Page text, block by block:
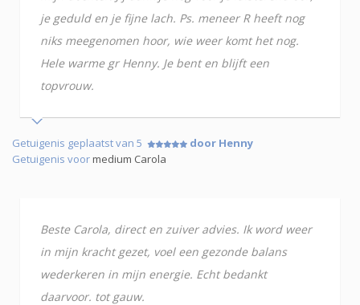
je geduld en je fijne lach. Ps. meneer R heeft nog
niks meegenomen hoor, wie weer komt het nog.
Hele warme gr Henny. Je bent en blijft een
topvrouw.
Getuigenis geplaatst van 5
door Henny
Getuigenis voormedium Carola
Beste Carola, direct en zuiver advies. Ik word weer
in mijn kracht gezet, voel een gezonde balans
wederkeren in mijn energie. Echt bedankt
daarvoor. tot gauw.